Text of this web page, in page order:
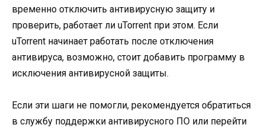
временно отключить антивирусную защиту и
проверить, работает ли uTorrent при этом. Если
uTorrent начинает работать после отключения
антивируса, возможно, стоит добавить программу в
исключения антивирусной защиты.
Если эти шаги не помогли, рекомендуется обратиться
в службу поддержки антивирусного ПО или перейти